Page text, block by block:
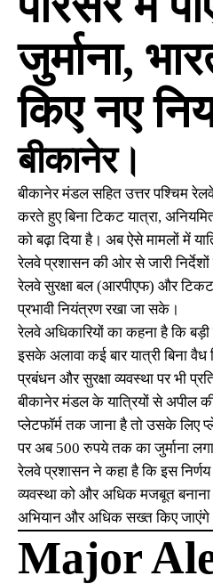
जुर्माना,
किए नए
बीकानेर।
बीकानेर मंडल सहित उत्तर पश्चिम
करते हुए बिना टिकट यात्रा,
को बढ़ा दिया है। अब ऐसे मामलों में
रेलवे प्रशासन की ओर से जारी
रेलवे सुरक्षा बल (आरपीएफ) और टिकट
प्रभावी नियंत्रण रखा जा सके।
रेलवे अधिकारियों का कहना है कि
इसके अलावा कई बार यात्री बिना
प्रबंधन और सुरक्षा व्यवस्था पर भी
बीकानेर मंडल के यात्रियों से अपील
प्लेटफॉर्म तक जाना है तो उसके लिए
पर अब 500 रुपये तक का जुर्माना
रेलवे प्रशासन ने कहा है कि इस निर्णय
व्यवस्था को और अधिक मजबूत
अभियान और अधिक सख्त किए
Major